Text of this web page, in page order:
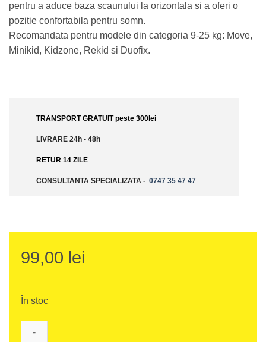
pentru a aduce baza scaunului la orizontala si a oferi o
pozitie confortabila pentru somn.
Recomandata pentru modele din categoria 9-25 kg: Move,
Minikid, Kidzone, Rekid si Duofix.
TRANSPORT GRATUIT peste 300lei
LIVRARE 24h - 48h
RETUR 14 ZILE
CONSULTANTA SPECIALIZATA - 0747 35 47 47
99,00 lei
În stoc